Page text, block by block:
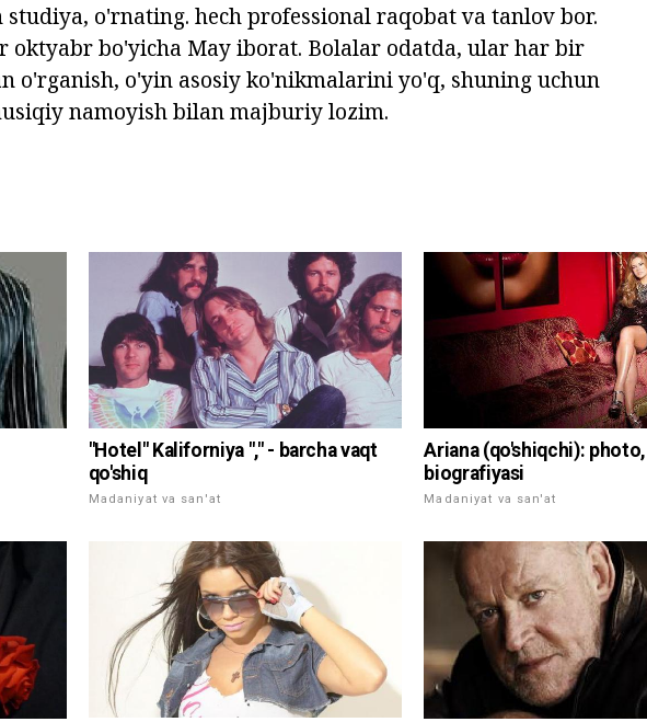
o'rnating. hech professional raqobat va tanlov bor.
oktyabr bo'yicha May iborat. Bolalar odatda, ular har bir
o'rganish, o'yin asosiy ko'nikmalarini yo'q, shuning uchun
namoyish bilan majburiy lozim.
"Hotel" Kaliforniya "," - barcha vaqt
qo'shiq
Madaniyat va san'at
Ariana (qo'shiqchi): photo,
biografiyasi
Madaniyat va san'at